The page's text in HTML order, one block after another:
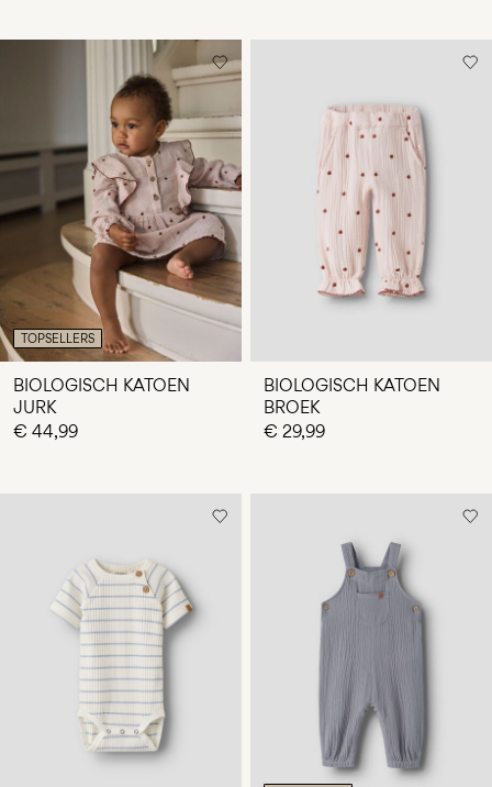
TOPSELLERS
BIOLOGISCH KATOEN
JURK
€ 44,99
BIOLOGISCH KATOEN
BROEK
€ 29,99